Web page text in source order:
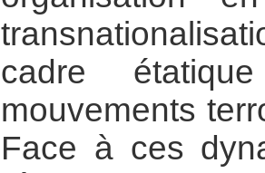
cadre
mouvements
Face à ces